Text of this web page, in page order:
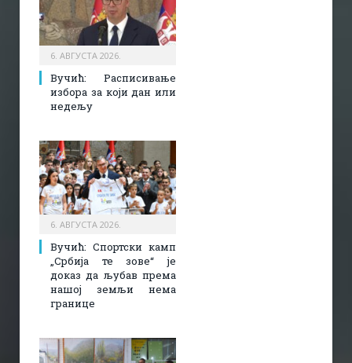
6. АВГУСТА 2026.
Вучић: Расписивање
избора за који дан или
недељу
6. АВГУСТА 2026.
Вучић: Спортски камп
„Србија те зове“ је
доказ да љубав према
нашој земљи нема
границе